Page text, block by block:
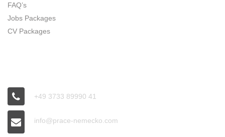
FAQ’s
Jobs Packages
CV Packages
+49 3733 89990 41
info@prace-nemecko.com